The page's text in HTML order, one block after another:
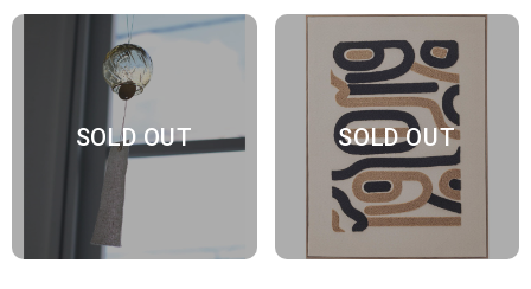
SOLD OUT SOLD OUT